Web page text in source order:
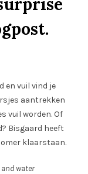
en vuil vind je
aantrekken
vuil worden. Of
Bisgaard heeft
klaarstaan.
water